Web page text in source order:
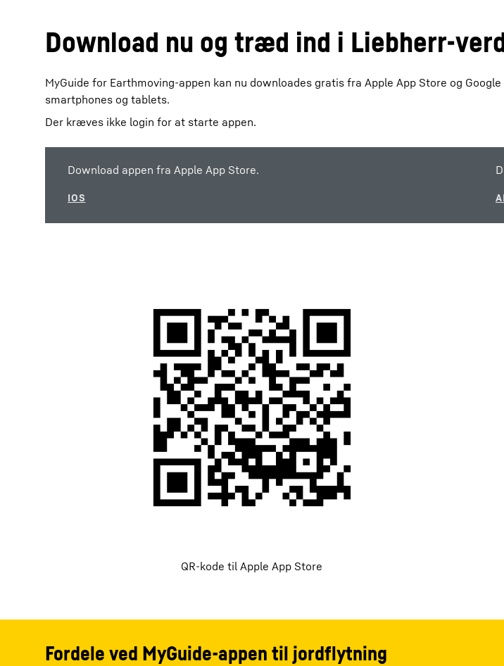
Download nu og træd ind i Liebherr-
MyGuide for Earthmoving-appen kan nu downloades gratis fra Apple App Store og
smartphones og tablets.
Der kræves ikke login for at starte appen.
Download appen fra Apple App Store.
QR-kode til Apple App Store
Fordele ved MyGuide-appen til jordflytning